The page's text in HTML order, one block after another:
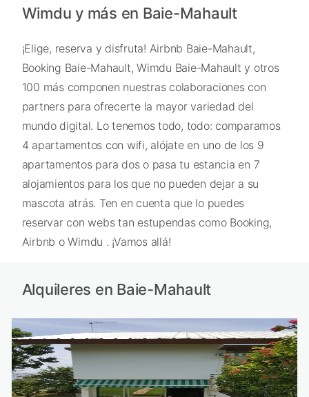
Wimdu y más en Baie-Mahault
¡Elige, reserva y disfruta! Airbnb Baie-Mahault,
Booking Baie-Mahault, Wimdu Baie-Mahault y otros
100 más componen nuestras colaboraciones con
partners para ofrecerte la mayor variedad del
mundo digital. Lo tenemos todo, todo: comparamos
4 apartamentos con wifi, alójate en uno de los 9
apartamentos para dos o pasa tu estancia en 7
alojamientos para los que no pueden dejar a su
mascota atrás. Ten en cuenta que lo puedes
reservar con webs tan estupendas como Booking,
Airbnb o Wimdu . ¡Vamos allá!
Alquileres en Baie-Mahault